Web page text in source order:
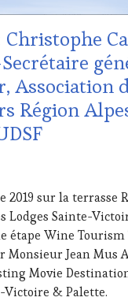
,
Christophe
Association
Région
2019 sur la terrasse
Lodges Sainte-
étape Wine Tourism
Monsieur Jean Mus
Movie
Victoire & Palette.